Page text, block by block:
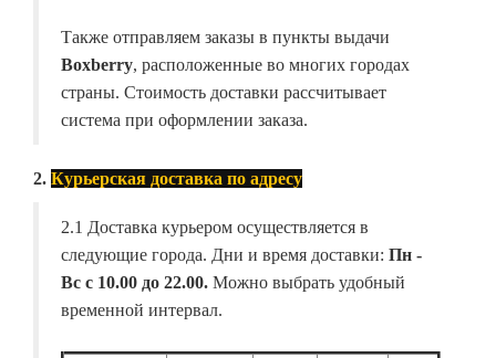
Также отправляем заказы в пункты выдачи
Boxberry, расположенные во многих городах
страны. Стоимость доставки рассчитывает
система при оформлении заказа.
2. Курьерская доставка по адресу
2.1 Доставка курьером осуществляется в
следующие города. Дни и время доставки: Пн -
Вс с 10.00 до 22.00. Можно выбрать удобный
временной интервал.